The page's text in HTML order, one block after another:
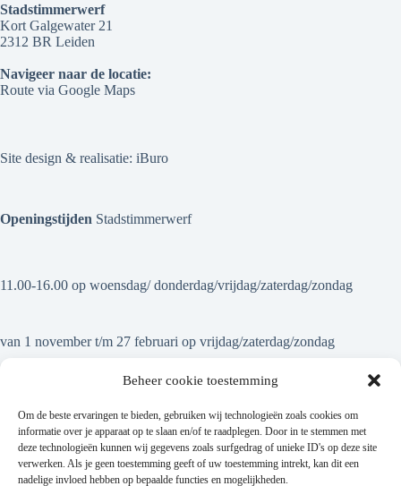
Beheer cookie toestemming
Om de beste ervaringen te bieden, gebruiken wij technologieën zoals cookies om
informatie over je apparaat op te slaan en/of te raadplegen. Door in te stemmen met
deze technologieën kunnen wij gegevens zoals surfgedrag of unieke ID's op deze site
verwerken. Als je geen toestemming geeft of uw toestemming intrekt, kan dit een
nadelige invloed hebben op bepaalde functies en mogelijkheden.
Stadstimmerwerf
Kort Galgewater 21
2312 BR Leiden
Navigeer naar de locatie:
Route via Google Maps
Site design & realisatie: iBuro
Openingstijden Stadstimmerwerf
11.00-16.00 op woensdag/ donderdag/vrijdag/zaterdag/zondag
van 1 november t/m 27 februari op vrijdag/zaterdag/zondag
Op onze nieuwsbrief abonneren